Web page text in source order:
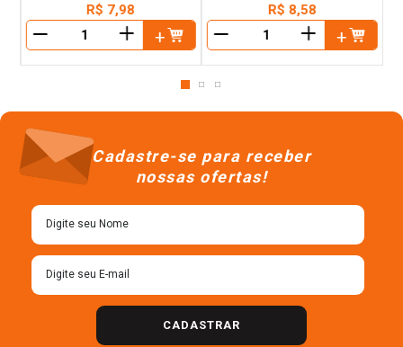
R$ 7,98
＋
R$ 8,58
＋
Cadastre-se para receber
nossas ofertas!
CADASTRAR